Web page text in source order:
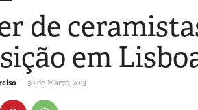
de
em
- 30 de Março, 2013